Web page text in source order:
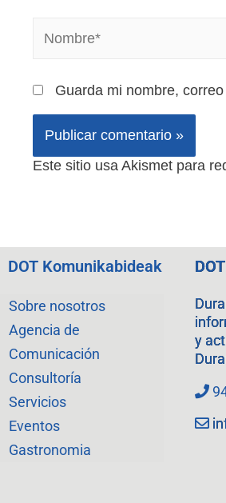
Guarda mi nombre,
Este sitio usa Akismet para
DOT Komunikabideak
Sobre nosotros
Agencia de
Comunicación
Consultoría
Servicios
Eventos
Gastronomia
y